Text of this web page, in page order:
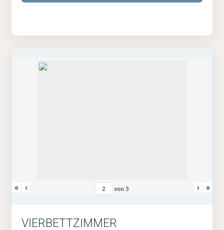
« ‹ von3 › »
VIERBETTZIMMER